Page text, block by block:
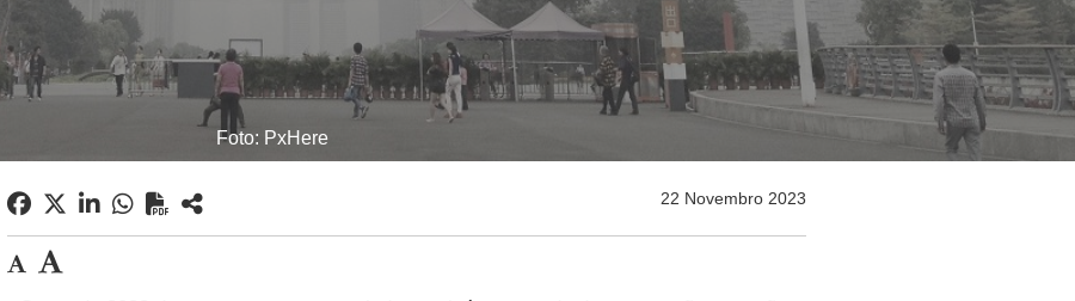
Foto: PxHere
22 Novembro 2023